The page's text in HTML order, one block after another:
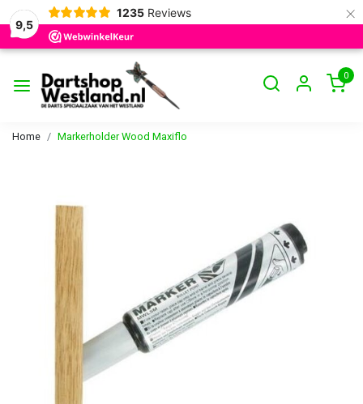
9,5
1235 Reviews ×
0
Home Markerholder Wood Maxiflo